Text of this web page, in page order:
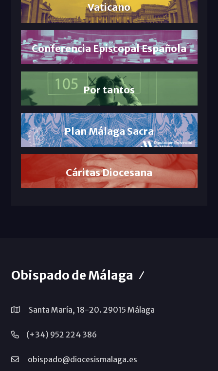
Vaticano
Conferencia Episcopal Española
Por tantos
Plan Málaga Sacra
Cáritas Diocesana
Obispado de Málaga
Santa María, 18-20. 29015 Málaga
(+34) 952 224 386
obispado@diocesismalaga.es